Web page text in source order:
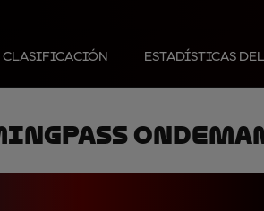
CLASIFICACIÓN ESTADÍSTICAS